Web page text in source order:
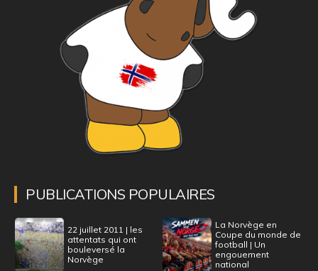
PUBLICATIONS POPULAIRES
22 juillet 2011 | les
attentats qui ont
bouleversé la
Norvège
La Norvège en
Coupe du monde de
football | Un
engouement
national